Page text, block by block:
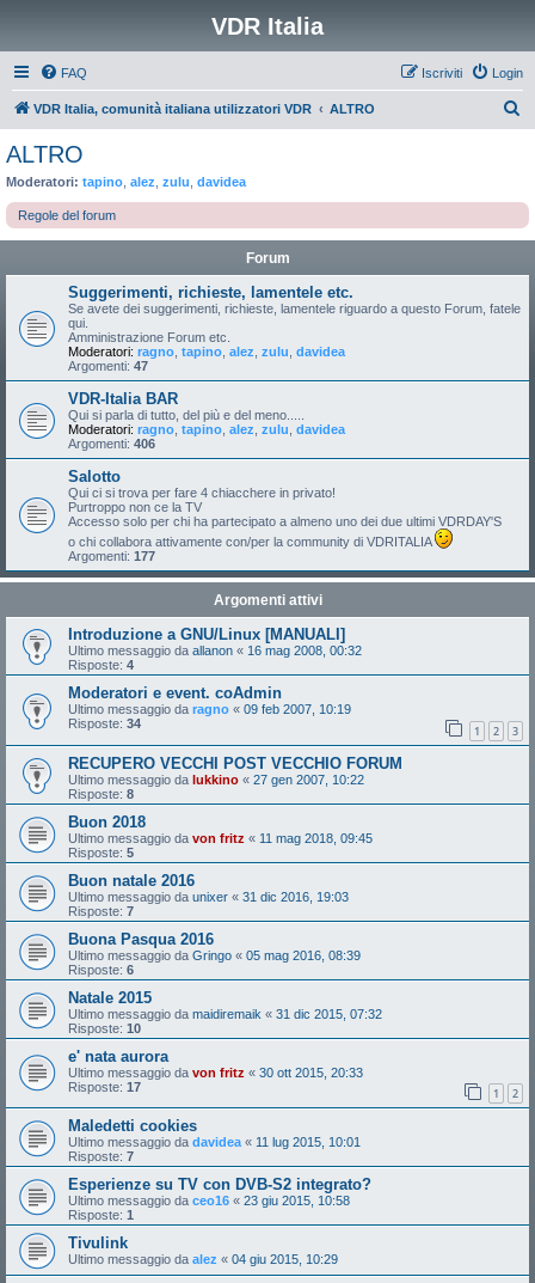
VDR Italia
FAQ Login
Iscriviti
VDR Italia, comunità italiana utilizzatori VDR ALTRO
a
ALTRO
Moderatori: tapino alez zulu davidea
Regole del forum
Forum
Suggerimenti, richieste, lamentele etc.
Se avete dei suggerimenti, richieste, lamentele riguardo a questo Forum, fatele
qui.
Amministrazione Forum etc.
Moderatori: ragno tapino alez zulu davidea
Argomenti: 47
VDR-Italia BAR
Qui si parla di tutto, del più e del meno.....
Moderatori: ragno tapino alez zulu davidea
Argomenti: 406
Salotto
Qui ci si trova per fare 4 chiacchere in privato!
Purtroppo non ce la TV
Accesso solo per chi ha partecipato a almeno uno dei due ultimi VDRDAY'S
o chi collabora attivamente con/per la community di VDRITALIA
Argomenti: 177
Argomenti attivi
Introduzione a GNU/Linux [MANUALI]
Ultimo messaggio da allanon « 16 mag 2008, 00:32
Risposte: 4
Moderatori e event. coAdmin
Ultimo messaggio da ragno « 09 feb 2007, 10:19
Risposte: 34 1 2 3
RECUPERO VECCHI POST VECCHIO FORUM
Ultimo messaggio da lukkino « 27 gen 2007, 10:22
Risposte: 8
Buon 2018
Ultimo messaggio da von fritz « 11 mag 2018, 09:45
Risposte: 5
Buon natale 2016
Ultimo messaggio da unixer « 31 dic 2016, 19:03
Risposte: 7
Buona Pasqua 2016
Ultimo messaggio da Gringo « 05 mag 2016, 08:39
Risposte: 6
Natale 2015
Ultimo messaggio da maidiremaik « 31 dic 2015, 07:32
Risposte: 10
e' nata aurora
Ultimo messaggio da von fritz « 30 ott 2015, 20:33
Risposte: 17 1 2
Maledetti cookies
Ultimo messaggio da davidea « 11 lug 2015, 10:01
Risposte: 7
Esperienze su TV con DVB-S2 integrato?
Ultimo messaggio da ceo16 « 23 giu 2015, 10:58
Risposte: 1
Tivulink
Ultimo messaggio da alez « 04 giu 2015, 10:29